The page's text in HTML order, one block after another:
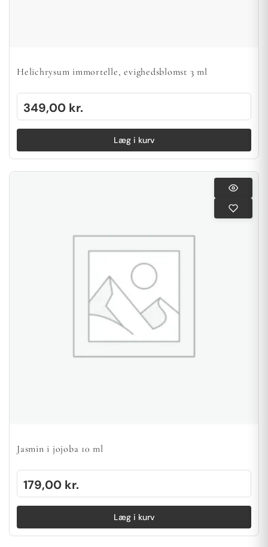
Helichrysum immortelle, evighedsblomst 3 ml
349,00 kr.
Læg i kurv
Jasmin i jojoba 10 ml
179,00 kr.
Læg i kurv